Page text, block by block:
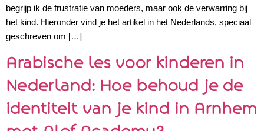
begrijp ik de frustratie van moeders, maar ook de verwarring bij
het kind. Hieronder vind je het artikel in het Nederlands, speciaal
geschreven om […]
Arabische les voor kinderen in
Nederland: Hoe behoud je de
identiteit van je kind in Arnhem